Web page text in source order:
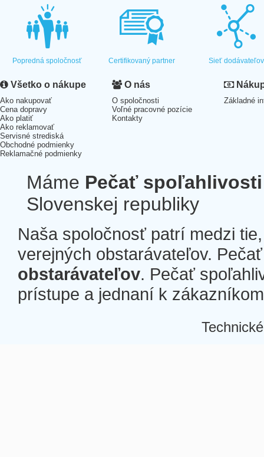
Popredná spoločnosť Certifikovaný partner Sieť dodávateľov
Všetko o nákupe
Ako nakupovať
Cena dopravy
Ako platiť
Ako reklamovať
Servisné strediská
Obchodné podmienky
Reklamačné podmienky
O nás
O spoločnosti
Voľné pracovné pozície
Kontakty
Základné
Máme Pečať spoľahlivosti
Slovenskej republiky
Naša spoločnosť patrí medzi
verejných obstarávateľov.
obstarávateľov. Pečať
prístupe a jednaní k